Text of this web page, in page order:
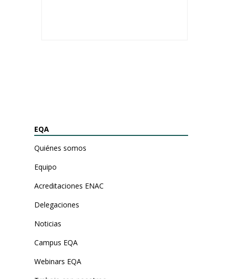
EQA
Quiénes somos
Equipo
Acreditaciones ENAC
Delegaciones
Noticias
Campus EQA
Webinars EQA